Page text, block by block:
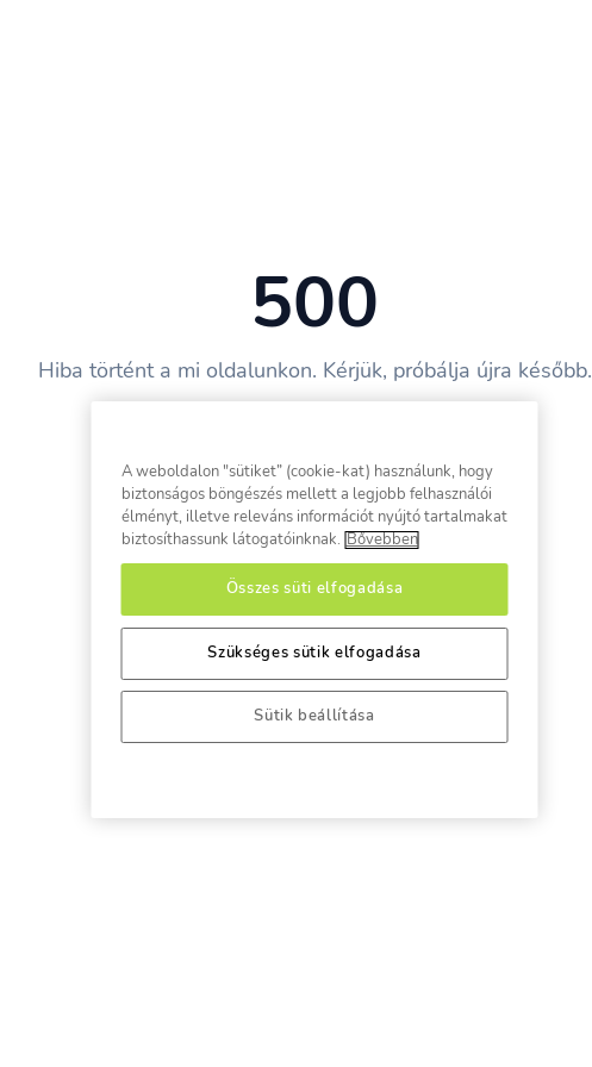
500
Hiba történt a mi oldalunkon. Kérjük, próbálja újra később.
A weboldalon "sütiket” (cookie-kat) használunk, hogy
biztonságos böngészés mellett a legjobb felhasználói
élményt, illetve releváns információt nyújtó tartalmakat
biztosíthassunk látogatóinknak.
Bővebben
Összes süti elfogadása
Szükséges sütik elfogadása
Sütik beállítása